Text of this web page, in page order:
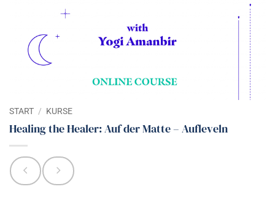
START / KURSE
Healing the Healer: Auf der Matte – Aufleveln